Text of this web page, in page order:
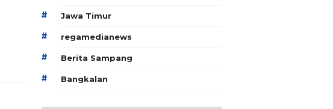
# Jawa Timur
# regamedianews
# Berita Sampang
# Bangkalan